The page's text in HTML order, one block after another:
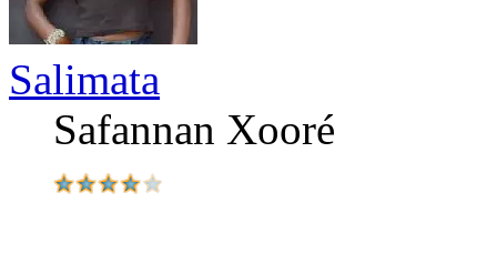
Salimata
Safannan Xooré